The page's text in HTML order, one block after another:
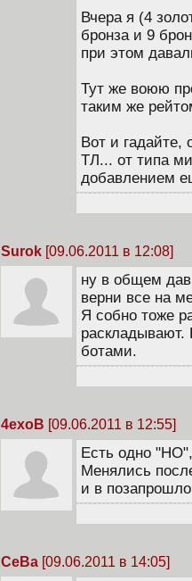
Вчера я (4
бронза и 9
при этом
Тут же воюю
таким же
Вот и гадайте,
ТЛ... от типа
добавлением
Surok [09.06.2011 в 12:08]
ну в общем
верни все на
Я собно тоже
раскладывают.
ботами.
4exoB [09.06.2011 в 12:55]
Есть одно
Менялись
и в
CeBa [09.06.2011 в 14:05]